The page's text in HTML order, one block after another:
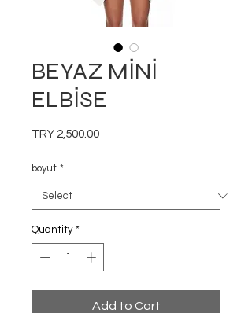
BEYAZ MİNİ
ELBİSE
TRY 2,500.00Price
boyut *
Quantity *
Add to Cart